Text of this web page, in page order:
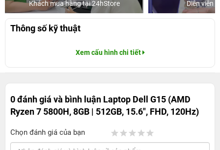
Khách mua hàng tại 24hStore Diễn viên
Thông số kỹ thuật
Xem cấu hình chi tiết
0 đánh giá và bình luận Laptop Dell G15 (AMD
Ryzen 7 5800H, 8GB | 512GB, 15.6", FHD, 120Hz)
Chọn đánh giá của bạn